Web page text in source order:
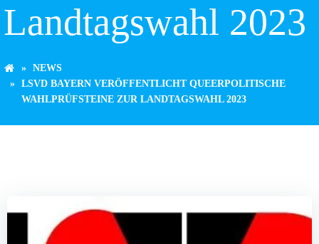
Landtagswahl 2023
NEWS
LSVD BAYERN VERÖFFENTLICHT QUEERPOLITISCHE
WAHLPRÜFSTEINE ZUR LANDTAGSWAHL 2023